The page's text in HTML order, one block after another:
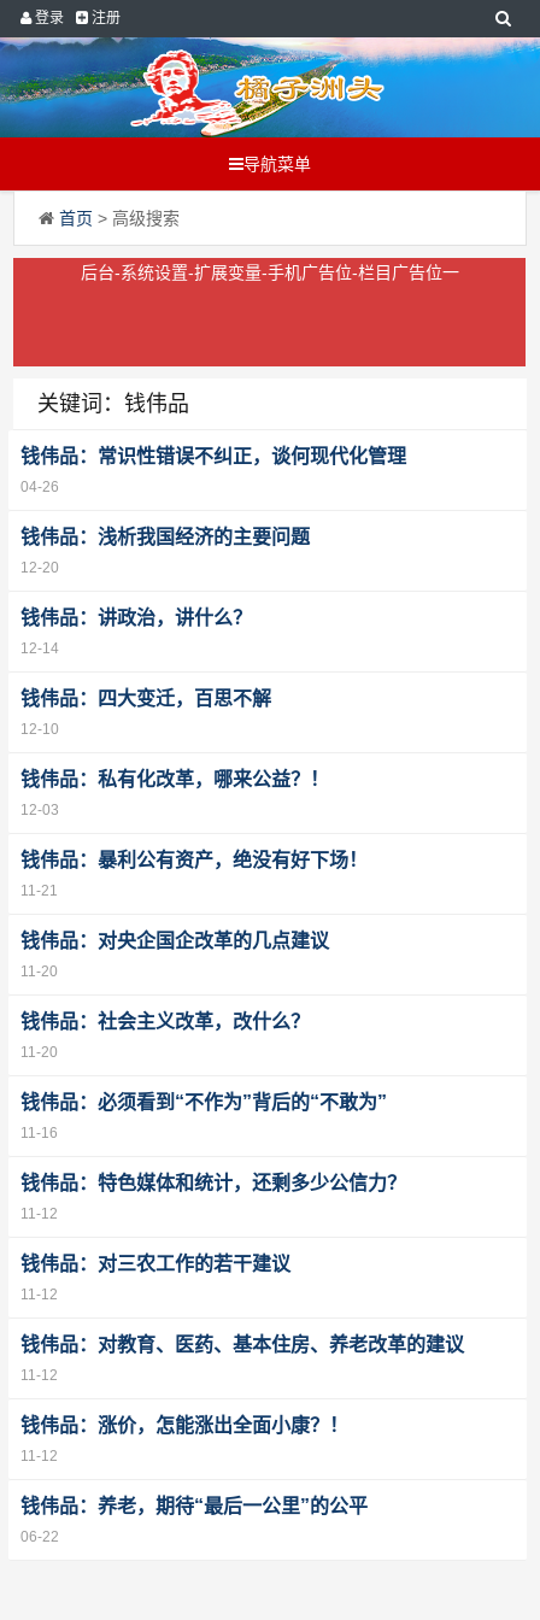
登录 注册
导航菜单
首页 > 高级搜索
后台-系统设置-扩展变量-手机广告位-栏目广告位一
关键词：钱伟品
钱伟品：常识性错误不纠正，谈何现代化管理
04-26
钱伟品：浅析我国经济的主要问题
12-20
钱伟品：讲政治，讲什么？
12-14
钱伟品：四大变迁，百思不解
12-10
钱伟品：私有化改革，哪来公益？！
12-03
钱伟品：暴利公有资产，绝没有好下场！
11-21
钱伟品：对央企国企改革的几点建议
11-20
钱伟品：社会主义改革，改什么？
11-20
钱伟品：必须看到“不作为”背后的“不敢为”
11-16
钱伟品：特色媒体和统计，还剩多少公信力？
11-12
钱伟品：对三农工作的若干建议
11-12
钱伟品：对教育、医药、基本住房、养老改革的建议
11-12
钱伟品：涨价，怎能涨出全面小康？！
11-12
钱伟品：养老，期待“最后一公里”的公平
06-22